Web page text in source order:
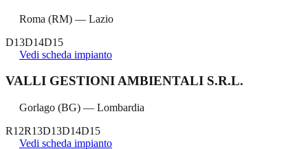
Roma (RM) — Lazio
D13D14D15
Vedi scheda impianto
VALLI GESTIONI AMBIENTALI S.R.L.
Gorlago (BG) — Lombardia
R12R13D13D14D15
Vedi scheda impianto